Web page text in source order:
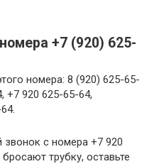
+7 (920) 625-
номера: 8 (920) 625-65-
+7 920 625-65-64,
с номера +7 920
трубку, оставьте